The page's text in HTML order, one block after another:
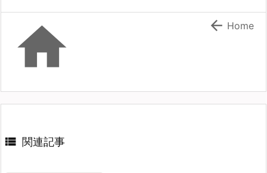
  Home
 関連記事